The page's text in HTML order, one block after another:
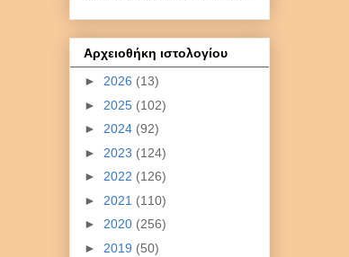
Αρχειοθήκη ιστολογίου
► 2026 (13)
► 2025 (102)
► 2024 (92)
► 2023 (124)
► 2022 (126)
► 2021 (110)
► 2020 (256)
► 2019 (50)